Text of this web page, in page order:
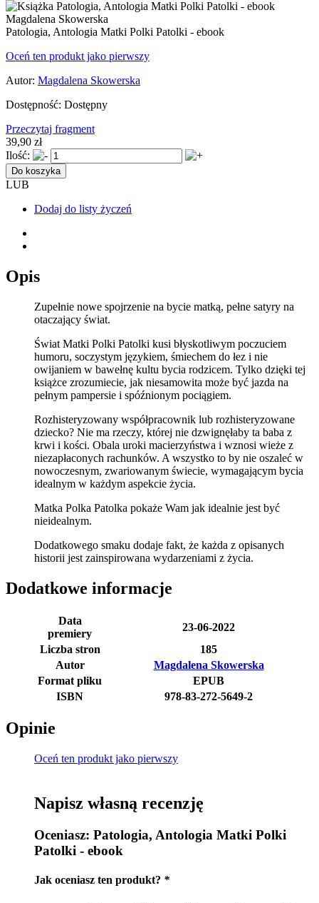
Patologia, Antologia Matki Polki Patolki - ebook
Oceń ten produkt jako pierwszy
Autor: Magdalena Skowerska
Dostępność: Dostępny
Przeczytaj fragment
39,90 zł
Ilość:
Do koszyka
LUB
Dodaj do listy życzeń
Opis
Zupełnie nowe spojrzenie na bycie matką, pełne satyry na
otaczający świat.
Świat Matki Polki Patolki kusi błyskotliwym poczuciem
humoru, soczystym językiem, śmiechem do łez i nie
owijaniem w bawełnę kultu bycia rodzicem. Tylko dzięki tej
książce zrozumiecie, jak niesamowita może być jazda na
pełnym pampersie i spóźnionym pociągiem.
Rozhisteryzowany współpracownik lub rozhisteryzowane
dziecko? Nie ma rzeczy, której nie dzwignęłaby ta baba z
krwi i kości. Obala uroki macierzyństwa i wznosi wieże z
niezapłaconych rachunków. A wszystko to by nie oszaleć w
nowoczesnym, zwariowanym świecie, wymagającym bycia
idealnym w każdym aspekcie życia.
Matka Polka Patolka pokaże Wam jak idealnie jest być
nieidealnym.
Dodatkowego smaku dodaje fakt, że każda z opisanych
historii jest zainspirowana wydarzeniami z życia.
Dodatkowe informacje
Data
premiery
23-06-2022
Liczba stron
185
Autor
Magdalena Skowerska
Format pliku
EPUB
ISBN
978-83-272-5649-2
Opinie
Oceń ten produkt jako pierwszy
Napisz własną recenzję
Oceniasz: Patologia, Antologia Matki Polki
Patolki - ebook
Jak oceniasz ten produkt? *